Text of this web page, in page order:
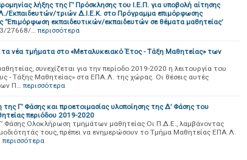
λήξης της Γ’ Πρόσκλησης του Ι.Ε.Π. για υποβολή αίτησης
Εκπαιδευτών/τριών Δ.Ι.Ε.Κ. στο Πρόγραμμα επιμόρφωσης
‘’Επιμόρφωση εκπαιδευτικών/εκπαιδευτών σε θέματα μαθητείας’
27668/… περισσότερα
τα νέα τμήματα στο «Μεταλυκειακό Έτος - Τάξη Μαθητείας» των
συνεχίζεται για την περίοδο 2019-2020 η λειτουργία του
- Τάξης Μαθητείας» στα ΕΠΑ.Λ. της χώρας. Οι θέσεις αυτές
Π… περισσότερα
Γ’ Φάσης και προετοιμασίας υλοποίησης της Δ’ Φάσης του
περιόδου 2019-2020
Φάσης Ολοκλήρωση τμημάτων μαθητείας Οι Π.Δ.Ε., λαμβάνοντας
τους, πρέπει να ενημερώσουν το Τμήμα Μαθητείας ΕΠΑ.Λ.
περισσότερα